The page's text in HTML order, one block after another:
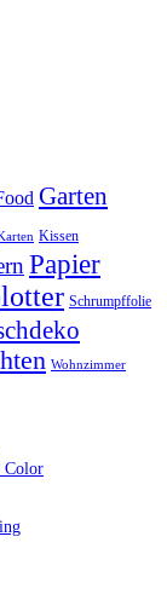
Garten
Kissen
Papier
Schrumpffolie
Wohnzimmer
Color